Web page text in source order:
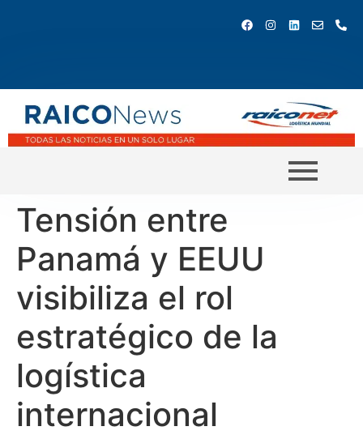
Tensión entre
Panamá y EEUU
visibiliza el rol
estratégico de la
logística
internacional